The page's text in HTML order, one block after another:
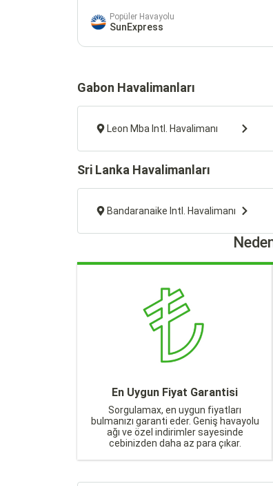
Popüler Havayolu
SunExpress
Gabon Havalimanları
Leon Mba Intl. Havalimanı
Sri Lanka Havalimanları
Bandaranaike Intl. Havalimanı
En Uygun Fiyat Garantisi
Sorgulamax, en uygun fiyatları
bulmanızı garanti eder. Geniş havayolu
ağı ve özel indirimler sayesinde
cebinizden daha az para çıkar.